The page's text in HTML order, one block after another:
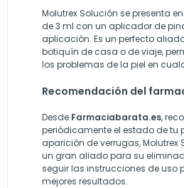
Molutrex Solución se presenta
de 3 ml con un aplicador de
aplicación. Es un perfecto
botiquín de casa o de viaje,
los problemas de la piel en
Recomendación del
Desde Farmaciabarata.es,
periódicamente el estado de tu
aparición de verrugas, Molutrex
un gran aliado para su
seguir las instrucciones de uso
mejores resultados.